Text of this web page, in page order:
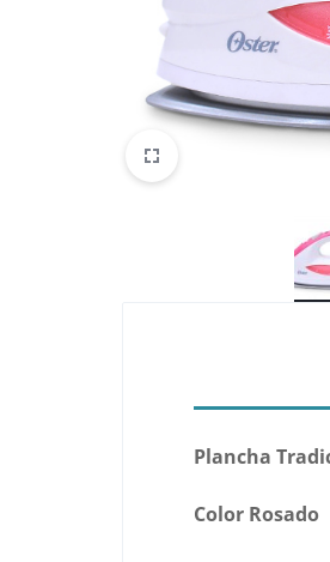
Electrónicos y
Hogar y Cocina
Plancha
Color Rosado